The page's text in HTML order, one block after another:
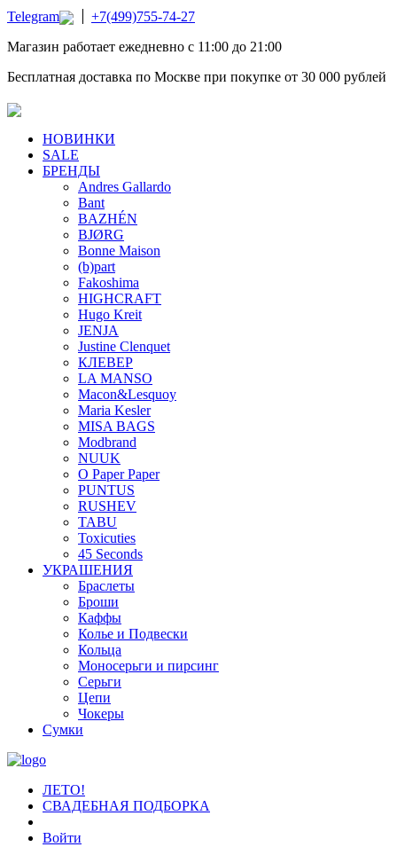
Telegram
+7(499)755-74-27
Магазин работает ежедневно с 11:00 до 21:00
Бесплатная доставка по Москве при покупке от 30 000 рублей
НОВИНКИ
SALE
БРЕНДЫ
Andres Gallardo
Bant
BAZHÉN
BJØRG
Bonne Maison
(b)part
Fakoshima
HIGHCRAFT
Hugo Kreit
JENJA
Justine Clenquet
КЛЕВЕР
LA MANSO
Macon&Lesquoy
Maria Kesler
MISA BAGS
Modbrand
NUUK
O Paper Paper
PUNTUS
RUSHEV
TABU
Toxicuties
45 Seconds
УКРАШЕНИЯ
Браслеты
Броши
Каффы
Колье и Подвески
Кольца
Моносерьги и пирсинг
Серьги
Цепи
Чокеры
Сумки
ЛЕТО!
СВАДЕБНАЯ ПОДБОРКА
Войти